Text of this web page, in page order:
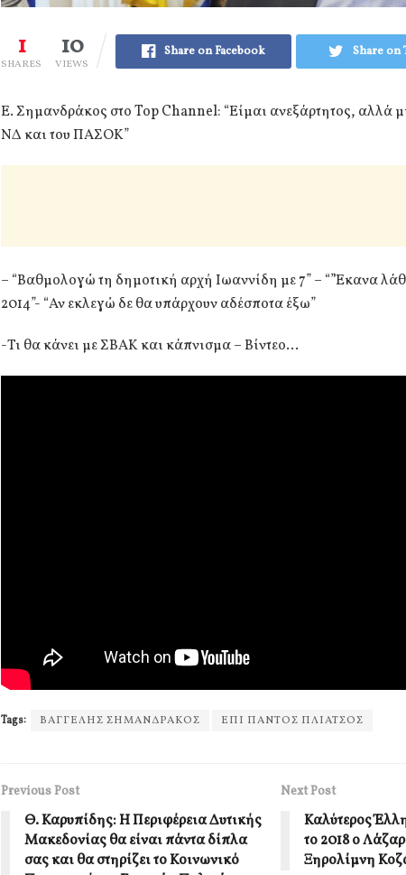
1
SHARES
10
VIEWS
Share on Facebook Share on
Ε. Σημανδράκος στο Top Channel: “Είμαι ανεξάρτητος, αλλά
ΝΔ και του ΠΑΣΟΚ”
– “Βαθμολογώ τη δημοτική αρχή Ιωαννίδη με 7” – “”Έκανα
2014”- “Αν εκλεγώ δε θα υπάρχουν αδέσποτα έξω”
-Τι θα κάνει με ΣΒΑΚ και κάπνισμα – Βίντεο…
Tags: ΒΑΓΓΕΛΗΣ ΣΗΜΑΝΔΡΑΚΟΣ ΕΠΙ ΠΑΝΤΟΣ ΠΛΙΑΤΣΟΣ
Previous Post
Θ. Καρυπίδης: Η Περιφέρεια Δυτικής
Μακεδονίας θα είναι πάντα δίπλα
σας και θα στηρίζει το Κοινωνικό
Next Post
Καλύτερος
το 2018 ο
Ξηρολίμνη